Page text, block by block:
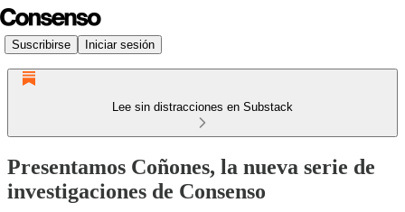
Suscribirse Iniciar sesión
Lee sin distracciones en Substack
Presentamos Coñones, la nueva serie de
investigaciones de Consenso